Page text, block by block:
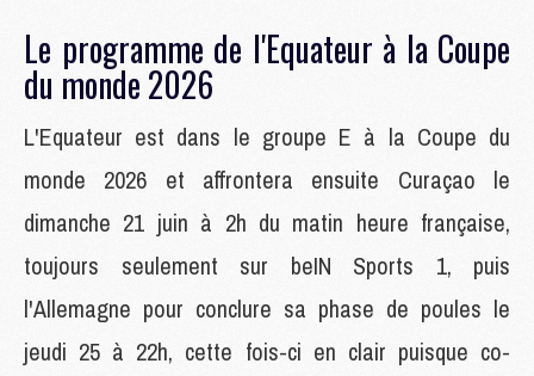
Le programme de l'Equateur à la Coupe
du monde 2026
L'Equateur est dans le groupe E à la Coupe du
monde 2026 et affrontera ensuite Curaçao le
dimanche 21 juin à 2h du matin heure française,
toujours seulement sur beIN Sports 1, puis
l'Allemagne pour conclure sa phase de poules le
jeudi 25 à 22h, cette fois-ci en clair puisque co-